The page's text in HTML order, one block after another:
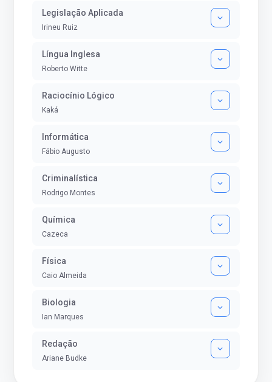
Legislação Aplicada
Irineu Ruiz
Língua Inglesa
Roberto Witte
Raciocínio Lógico
Kaká
Informática
Fábio Augusto
Criminalística
Rodrigo Montes
Química
Cazeca
Física
Caio Almeida
Biologia
Ian Marques
Redação
Ariane Budke